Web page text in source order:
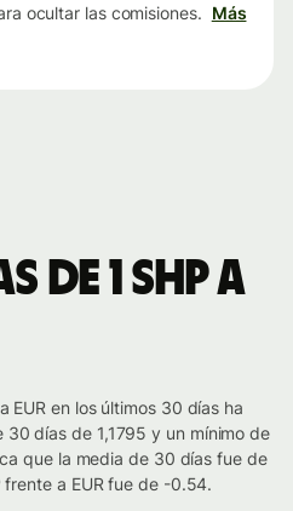
ocultar las comisiones. Más
de 1 SHP a
EUR en los últimos 30 días ha
días de 1,1795 y un mínimo de
que la media de 30 días fue de
frente a EUR fue de -0.54.